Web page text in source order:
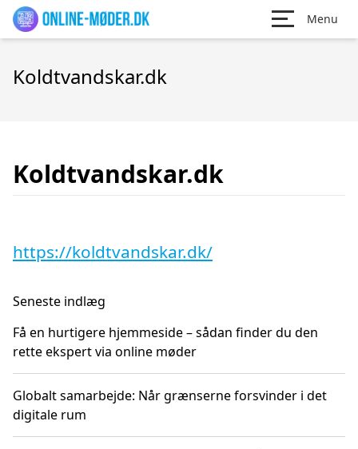
Menu
Koldtvandskar.dk
Koldtvandskar.dk
https://koldtvandskar.dk/
Seneste indlæg
Få en hurtigere hjemmeside – sådan finder du den
rette ekspert via online møder
Globalt samarbejde: Når grænserne forsvinder i det
digitale rum